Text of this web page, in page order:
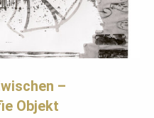
–
Objekt